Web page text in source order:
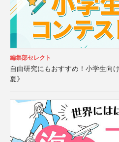
編集部セレクト
自由研究にもおすすめ！小学生向
夏》